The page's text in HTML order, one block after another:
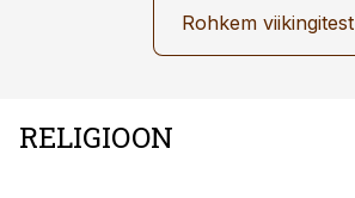
Rohkem viikingitest
RELIGIOON